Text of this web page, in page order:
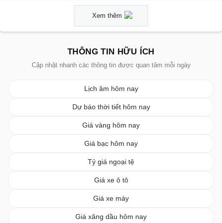
Xem thêm
THÔNG TIN HỮU ÍCH
Cập nhật nhanh các thông tin được quan tâm mỗi ngày
Lịch âm hôm nay
Dự báo thời tiết hôm nay
Giá vàng hôm nay
Giá bạc hôm nay
Tỷ giá ngoại tệ
Giá xe ô tô
Giá xe máy
Giá xăng dầu hôm nay